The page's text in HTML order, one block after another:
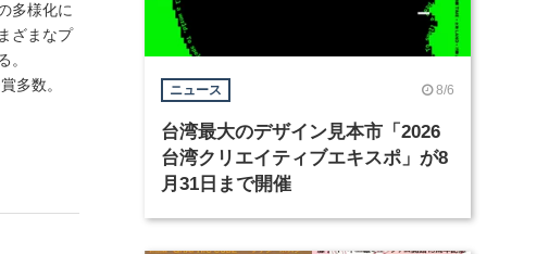
多様化に
ざまなプ
。
多数。
ニュース 8/6
台湾最大のデザイン見本市「2026
台湾クリエイティブエキスポ」が8
月31日まで開催